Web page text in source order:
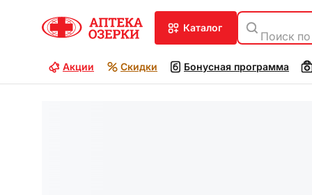
каталог
Поиск
Акции Скидки Бонусная программа